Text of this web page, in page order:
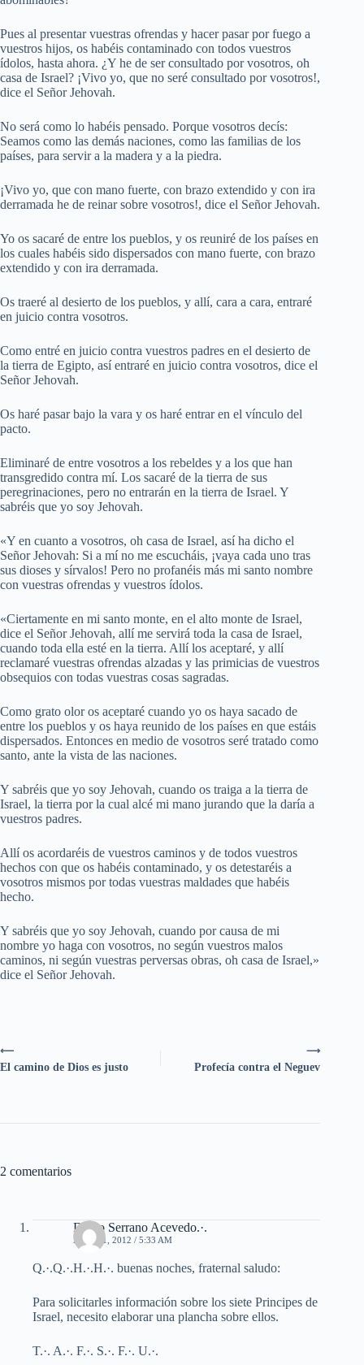
Pues al presentar vuestras ofrendas y hacer pasar por fuego a
vuestros hijos, os habéis contaminado con todos vuestros
ídolos, hasta ahora. ¿Y he de ser consultado por vosotros, oh
casa de Israel? ¡Vivo yo, que no seré consultado por vosotros!,
dice el Señor Jehovah.
No será como lo habéis pensado. Porque vosotros decís:
Seamos como las demás naciones, como las familias de los
países, para servir a la madera y a la piedra.
¡Vivo yo, que con mano fuerte, con brazo extendido y con ira
derramada he de reinar sobre vosotros!, dice el Señor Jehovah.
Yo os sacaré de entre los pueblos, y os reuniré de los países en
los cuales habéis sido dispersados con mano fuerte, con brazo
extendido y con ira derramada.
Os traeré al desierto de los pueblos, y allí, cara a cara, entraré
en juicio contra vosotros.
Como entré en juicio contra vuestros padres en el desierto de
la tierra de Egipto, así entraré en juicio contra vosotros, dice el
Señor Jehovah.
Os haré pasar bajo la vara y os haré entrar en el vínculo del
pacto.
Eliminaré de entre vosotros a los rebeldes y a los que han
transgredido contra mí. Los sacaré de la tierra de sus
peregrinaciones, pero no entrarán en la tierra de Israel. Y
sabréis que yo soy Jehovah.
«Y en cuanto a vosotros, oh casa de Israel, así ha dicho el
Señor Jehovah: Si a mí no me escucháis, ¡vaya cada uno tras
sus dioses y sírvalos! Pero no profanéis más mi santo nombre
con vuestras ofrendas y vuestros ídolos.
«Ciertamente en mi santo monte, en el alto monte de Israel,
dice el Señor Jehovah, allí me servirá toda la casa de Israel,
cuando toda ella esté en la tierra. Allí los aceptaré, y allí
reclamaré vuestras ofrendas alzadas y las primicias de vuestros
obsequios con todas vuestras cosas sagradas.
Como grato olor os aceptaré cuando yo os haya sacado de
entre los pueblos y os haya reunido de los países en que estáis
dispersados. Entonces en medio de vosotros seré tratado como
santo, ante la vista de las naciones.
Y sabréis que yo soy Jehovah, cuando os traiga a la tierra de
Israel, la tierra por la cual alcé mi mano jurando que la daría a
vuestros padres.
Allí os acordaréis de vuestros caminos y de todos vuestros
hechos con que os habéis contaminado, y os detestaréis a
vosotros mismos por todas vuestras maldades que habéis
hecho.
Y sabréis que yo soy Jehovah, cuando por causa de mi
nombre yo haga con vosotros, no según vuestros malos
caminos, ni según vuestras perversas obras, oh casa de Israel,»
dice el Señor Jehovah.
⟶
Profecía contra el Neguev
⟵
El camino de Dios es justo
2 comentarios
Diego Serrano Acevedo.·.
ABRIL 1, 2012 / 5:33 AM
Q.·.Q.·.H.·.H.·. buenas noches, fraternal saludo:
Para solicitarles información sobre los siete Principes de
Israel, necesito elaborar una plancha sobre ellos.
T.·. A.·. F.·. S.·. F.·. U.·.